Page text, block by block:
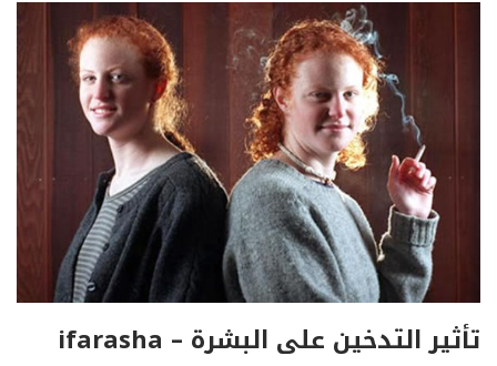
تأثير التدخين على البشرة – ifarasha